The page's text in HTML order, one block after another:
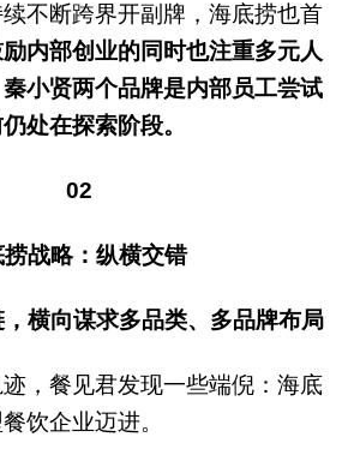
不断跨界开副牌，海底捞也首
内部创业的同时也注重多元人
小贤两个品牌是内部员工尝试
处在探索阶段。
02
捞战略：纵横交错
横向谋求多品类、多品牌布局
，餐见君发现一些端倪：海底
饮企业迈进。